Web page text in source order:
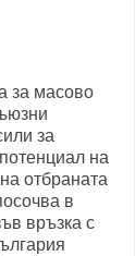
за масово
за
на
отбраната
в
връзка с